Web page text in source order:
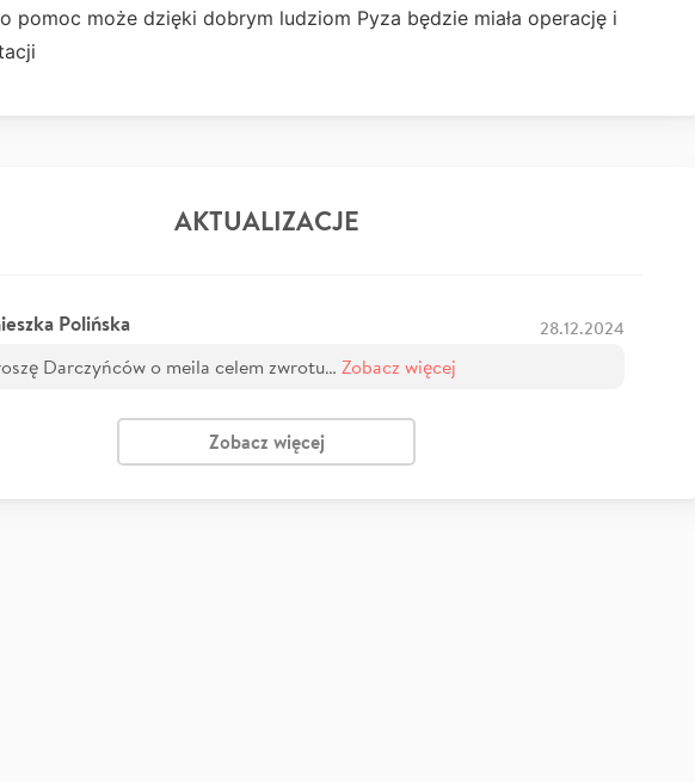
pomoc może dzięki dobrym ludziom Pyza będzie miała operację i
AKTUALIZACJE
Polińska 28.12.2024
Darczyńców o meila celem zwrotu… Zobacz więcej
Zobacz więcej